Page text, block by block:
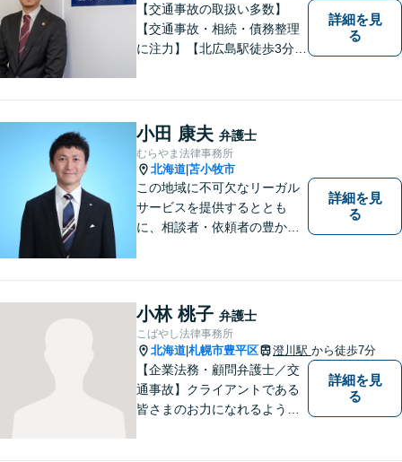
【交通事故の取扱い多数】
【交通事故・相続・債務整理
に注力】【北広島駅徒歩3分】
続、交通事故、労働、企業法
務など、多岐に渡る分野に精
通しています。どうぞお気軽
にご連絡ください。
詳細を見
る
小田 康夫 弁護士
むらやま法律事務所
北海道 苫小牧市
この地域に不可欠なリーガル
サービスを提供するととも
に、相談者・依頼者の豊かな
士小田康夫）
詳細を見
る
小林 桃子 弁護士
こばやし法律事務所
北海道 札幌市豊平区 澄川駅 から徒歩7分
【企業法務・顧問弁護士／交
通事故】クライアントである
皆さまのお力になれるよう全
詳細を見
る